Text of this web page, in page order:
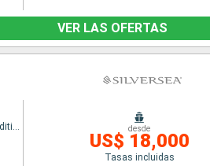
VER LAS OFERTAS
Silver cloud Expedition
desde
US$ 18,000
Tasas incluidas